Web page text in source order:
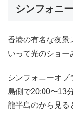
シンフォニ
香港の有名な夜景
いって光のショー
シンフォニーオブ
島側で20:00〜13
龍半島のから見る